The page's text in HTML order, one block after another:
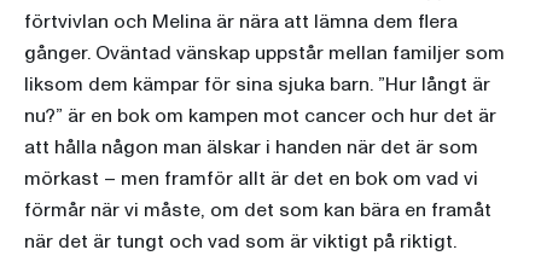
förtvivlan och Melina är nära att lämna dem flera
gånger. Oväntad vänskap uppstår mellan familjer som
liksom dem kämpar för sina sjuka barn. ”Hur långt är
nu?” är en bok om kampen mot cancer och hur det är
att hålla någon man älskar i handen när det är som
mörkast – men framför allt är det en bok om vad vi
förmår när vi måste, om det som kan bära en framåt
när det är tungt och vad som är viktigt på riktigt.